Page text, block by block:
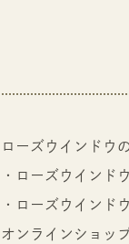
ローズウインドウ
・ローズウインド
・ローズウインド
オンラインショッ